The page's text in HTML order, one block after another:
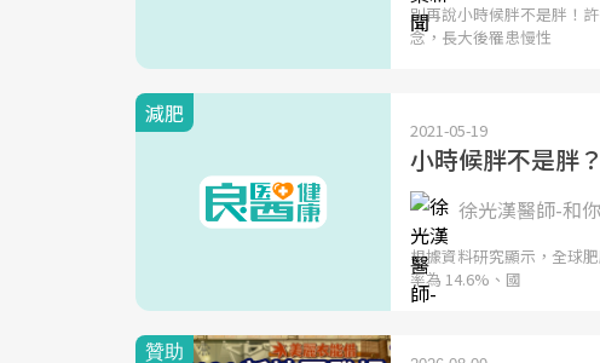
別再說小時候胖不是胖！
念，長大後罹患慢性
減肥
2021-05-19
小時候胖不是胖
徐光漢醫師-和
根據資料研究顯示，全球
率為 14.6%、國